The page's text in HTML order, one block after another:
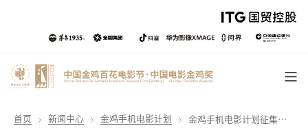
首页 新闻中心 金鸡手机电影计划 金鸡手机电影计划征集倒计时20天｜从一个真实感受开始，完成你的手机电影